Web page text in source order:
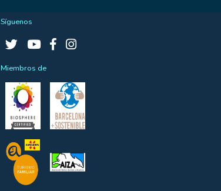
Síguenos
Miembros de